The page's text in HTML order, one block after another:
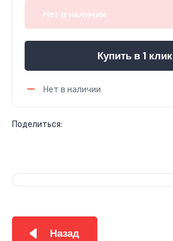
Нет в наличии
Купить в 1 клик
Нет в наличии
Поделиться:
Назад